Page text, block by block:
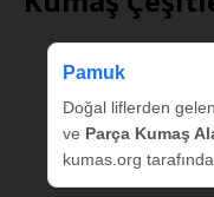
Pamuk
Doğal liflerden
ve Parça Kumaş
kumas.org